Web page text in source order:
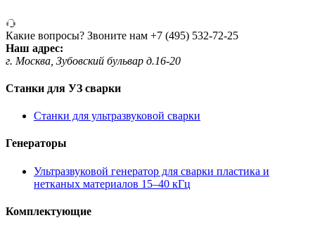
Какие вопросы? Звоните нам +7 (495) 532-72-25
Наш адрес:
г. Москва, Зубовский бульвар д.16-20
Станки для УЗ сварки
Станки для ультразвуковой сварки
Генераторы
Ультразвуковой генератор для сварки пластика и
нетканых материалов 15–40 кГц
Комплектующие